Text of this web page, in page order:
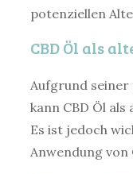
potenziellen
CBD Öl als
Aufgrund
kann CBD Öl
Es ist jedoch
Anwendung von